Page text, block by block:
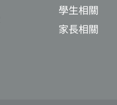
學生相關
家長相關